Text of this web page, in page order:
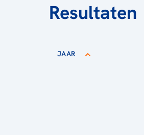
Resultaten
JAAR